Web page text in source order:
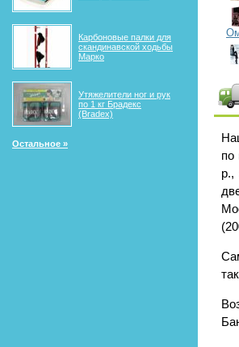
Карбоновые палки для
скандинавской ходьбы
Марко
Утяжелители ног и рук
по 1 кг Брадекс
(Bradex)
Остальное »
по
р.,